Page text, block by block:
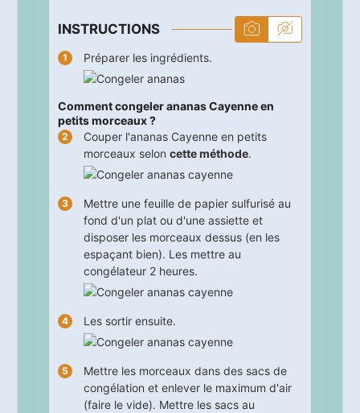
INSTRUCTIONS
Préparer les ingrédients.
Comment congeler ananas Cayenne en
petits morceaux ?
Couper l'ananas Cayenne en petits
morceaux selon cette méthode.
Mettre une feuille de papier sulfurisé au
fond d'un plat ou d'une assiette et
disposer les morceaux dessus (en les
espaçant bien). Les mettre au
congélateur 2heures.
Les sortir ensuite.
Mettre les morceaux dans des sacs de
congélation et enlever le maximum d'air
(faire le vide). Mettre les sacs au